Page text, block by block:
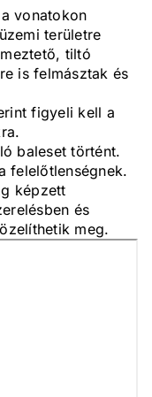
vonatokon
területre
tiltó
is felmásztak és
figyeli kell a
baleset történt.
felelőtlenségnek.
képzett
és
meg.